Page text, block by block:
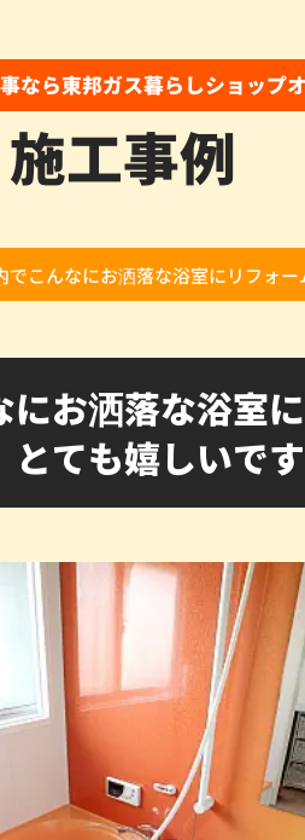
なら東邦ガス暮らしショップ
施工事例
でこんなにお洒落な浴室にリフォー
お洒落な浴室
ても嬉しいです